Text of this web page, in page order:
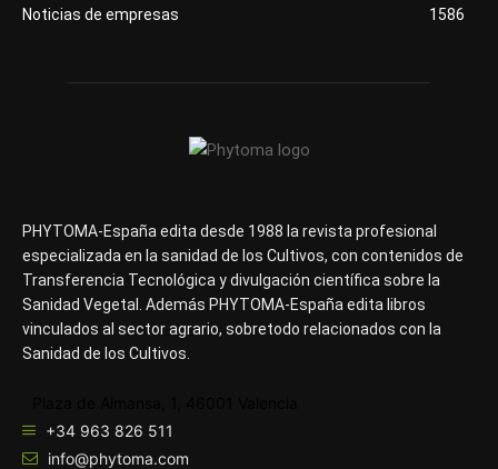
Noticias de empresas
1586
PHYTOMA-España edita desde 1988 la revista profesional
especializada en la sanidad de los Cultivos, con contenidos de
Transferencia Tecnológica y divulgación científica sobre la
Sanidad Vegetal. Además PHYTOMA-España edita libros
vinculados al sector agrario, sobretodo relacionados con la
Sanidad de los Cultivos.
+34 963 826 511
info@phytoma.com